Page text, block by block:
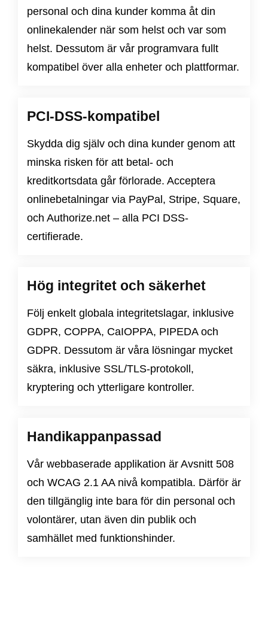
personal och dina kunder komma åt din
onlinekalender när som helst och var som
helst. Dessutom är vår programvara fullt
kompatibel över alla enheter och plattformar.
PCI-DSS-kompatibel
Skydda dig själv och dina kunder genom att
minska risken för att betal- och
kreditkortsdata går förlorade. Acceptera
onlinebetalningar via PayPal, Stripe, Square,
och Authorize.net – alla PCI DSS-
certifierade.
Hög integritet och säkerhet
Följ enkelt globala integritetslagar, inklusive
GDPR, COPPA, CaIOPPA, PIPEDAoch
GDPR. Dessutom är våra lösningar mycket
säkra, inklusive SSL/TLS-protokoll,
kryptering och ytterligare kontroller.
Handikappanpassad
Vår webbaserade applikation är Avsnitt 508
och WCAG 2.1 AA nivå kompatibla. Därför är
den tillgänglig inte bara för din personal och
volontärer, utan även din publik och
samhället med funktionshinder.